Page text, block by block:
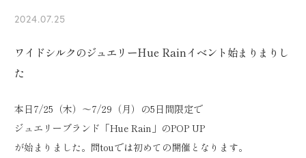
2024.07.25
ワイドシルクのジュエリーHue Rainイベント始まりまりし
た
本日7/25（木）～7/29（月）の5日間限定で
ジュエリーブランド「Hue Rain」のPOP UP
が始まりました。問touでは初めての開催となります。